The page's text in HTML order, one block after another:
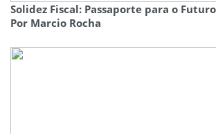
Solidez Fiscal: Passaporte para o
Por Marcio Rocha